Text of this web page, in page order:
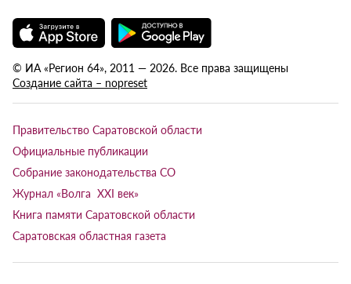
© ИА «Регион 64», 2011 — 2026. Все права защищены
Создание сайта – nopreset
Правительство Саратовской области
Официальные публикации
Собрание законодательства СО
Журнал «Волга XXI век»
Книга памяти Саратовской области
Саратовская областная газета